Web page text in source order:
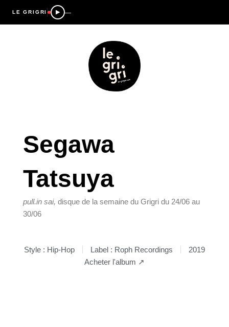
LE GRIGRI —
Segawa
Tatsuya
pull​.​in sai, disque de la semaine du Grigri du 24/06 au
30/06
Style : Hip-Hop Label : Roph Recordings
2019
Acheter l'album ↗